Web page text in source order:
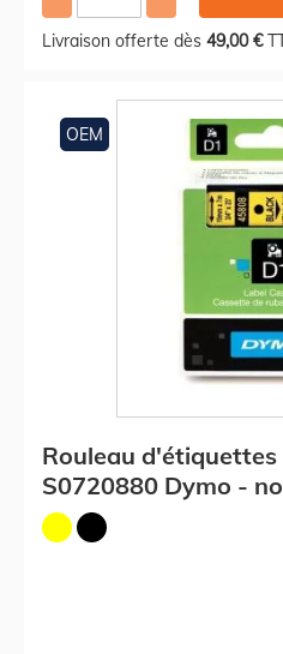
Livraison offerte dès 49,00 €
OEM
Rouleau
S0720880 Dymo -